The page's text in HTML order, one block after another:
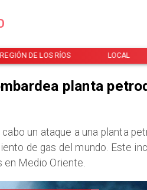
LOS RÍOS
planta
cabo un ataque a una planta
de gas del mundo. Este
en Medio Oriente.